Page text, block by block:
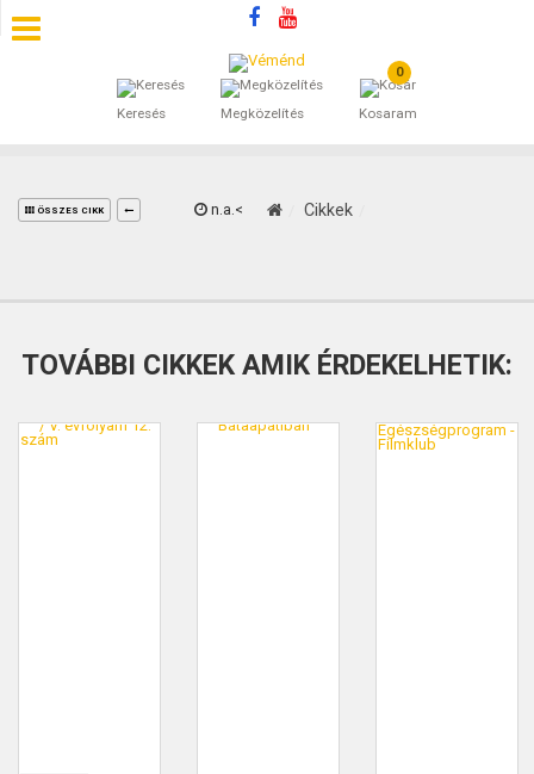
Keresés Megközelítés
0
Kosaram
SZÁLLÁSOK
ÁLTALÁNOS SZERZŐDÉSI FELTÉTELEK
ÖSSZES CIKK n.a.< Cikkek
TOVÁBBI CIKKEK AMIK ÉRDEKELHETIK: